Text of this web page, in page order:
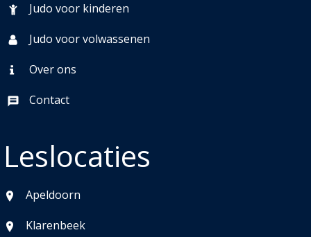
Judo voor kinderen
Judo voor volwassenen
Over ons
Contact
Leslocaties
Apeldoorn
Klarenbeek